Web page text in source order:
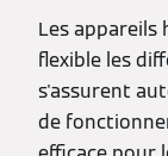
Les appareils
flexible les
s'assurent
de